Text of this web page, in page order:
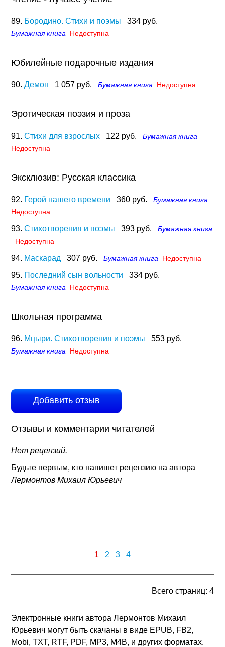
89. Бородино. Стихи и поэмы 334 руб.
Бумажная книга Недоступна
Юбилейные подарочные издания
90. Демон 1 057 руб. Бумажная книга Недоступна
Эротическая поэзия и проза
91. Стихи для взрослых 122 руб.
Бумажная книга
Недоступна
Эксклюзив: Русская классика
92. Герой нашего времени 360 руб.
Бумажная книга
Недоступна
93. Стихотворения и поэмы 393 руб.
Бумажная книга
Недоступна
94. Маскарад 307 руб. Бумажная книга Недоступна
95. Последний сын вольности 334 руб.
Бумажная книга Недоступна
Школьная программа
96. Мцыри. Стихотворения и поэмы 553 руб.
Бумажная книга Недоступна
Добавить отзыв
Отзывы и комментарии читателей
Нет рецензий.
Будьте первым, кто напишет рецензию на автора
Лермонтов Михаил Юрьевич
1 2 3 4
Всего страниц: 4
Электронные книги автора Лермонтов Михаил
Юрьевич могут быть скачаны в виде EPUB, FB2,
Mobi, TXT, RTF, PDF, MP3, M4B, и других форматах.